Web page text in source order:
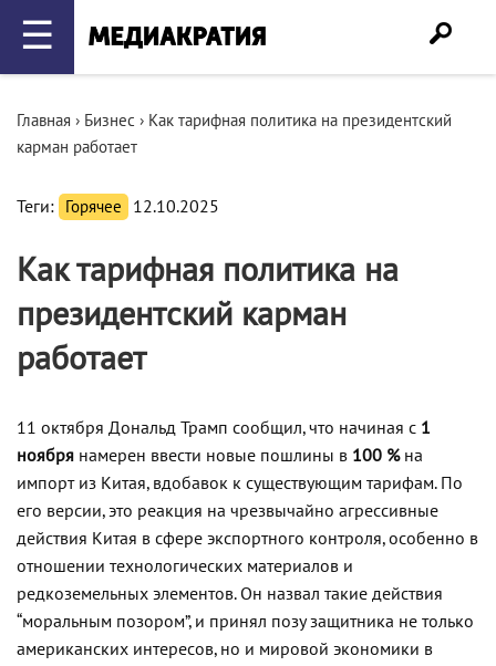
☰
Главная › Бизнес › Как тарифная политика на президентский
карман работает
Теги: Горячее 12.10.2025
Как тарифная политика на
президентский карман
работает
11 октября Дональд Трамп сообщил, что начиная с 1
ноября намерен ввести новые пошлины в 100 %на
импорт из Китая, вдобавок к существующим тарифам. По
его версии, это реакция на чрезвычайно агрессивные
действия Китая в сфере экспортного контроля, особенно в
отношении технологических материалов и
редкоземельных элементов. Он назвал такие действия
“моральным позором”, и принял позу защитника не только
американских интересов, но и мировой экономики в